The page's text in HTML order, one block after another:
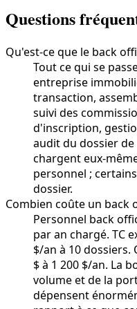
Questions
Qu'est-ce que le back
Tout ce qui se
entreprise
transaction,
suivi des
d'inscription,
audit du dossier
chargent eux-
personnel ;
dossier.
Combien coûte un back
Personnel back
par an chargé. TC
$/an à 10
$ à 1 200 $/an. La
volume et de la
dépensent